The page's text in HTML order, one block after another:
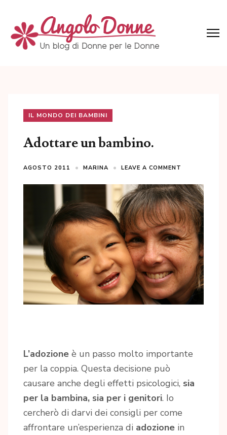
content
(Press
IL MONDO DEI BAMBINI
Adottare un bambino.
AGOSTO 2011 MARINA LEAVE A COMMENT
L’adozione è un passo molto importante
per la coppia. Questa decisione può
causare anche degli effetti psicologici, sia
per la bambina, sia per i genitori. Io
cercherò di darvi dei consigli per come
affrontare un’esperienza di adozione in